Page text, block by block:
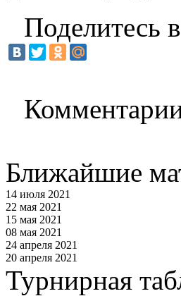
Поделитесь
Ближайшие
14 июля 2021
22 мая 2021
15 мая 2021
08 мая 2021
24 апреля 2021
20 апреля 2021
Турнирная